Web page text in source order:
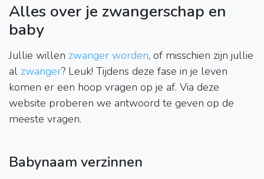
Alles over je zwangerschap en
baby
Jullie willen zwanger worden, of misschien zijn jullie
al zwanger? Leuk! Tijdens deze fase in je leven
komen er een hoop vragen op je af. Via deze
website proberen we antwoord te geven op de
meeste vragen.
Babynaam verzinnen